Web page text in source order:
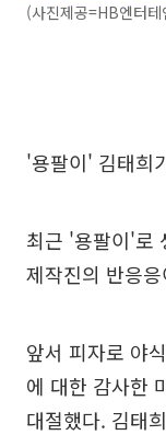
(사진제공=HB엔터테
'용팔이' 김태희
최근 '용팔이'로
제작진의 반응
앞서 피자로 야
에 대한 감사한
대절했다. 김태